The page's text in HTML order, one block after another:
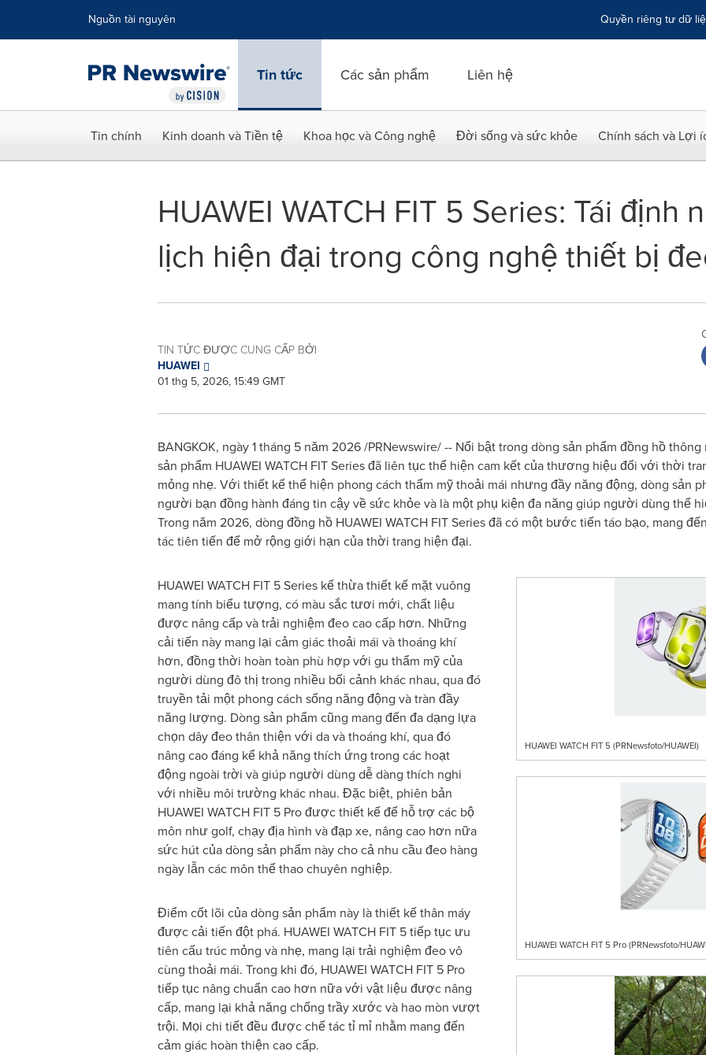
Nguồn tài nguyên Quyền riêng tư dữ
Tin tức Các sản phẩm Liên hệ
Tin chính Kinh doanh và Tiền tệ Khoa học và Công nghệ Đời sống và sức khỏe Chính sách và Lợi
HUAWEI WATCH FIT 5 Series: Tái định
lịch hiện đại trong công nghệ thiết bị
TIN TỨC ĐƯỢC CUNG CẤP BỞI
HUAWEI
01 thg 5, 2026, 15:49 GMT
BANGKOK, ngày 1 tháng 5 năm 2026 /PRNewswire/ -- Nổi bật trong dòng sản phẩm đồng hồ
sản phẩm HUAWEI WATCH FIT Series đã liên tục thể hiện cam kết của thương hiệu đối với thời
mỏng nhẹ. Với thiết kế thể hiện phong cách thẩm mỹ thoải mái nhưng đầy năng động, dòng sản
người bạn đồng hành đáng tin cậy về sức khỏe và là một phụ kiện đa năng giúp người dùng thể
Trong năm 2026, dòng đồng hồ HUAWEI WATCH FIT Series đã có một bước tiến táo bạo, mang
tác tiên tiến để mở rộng giới hạn của thời trang hiện đại.
HUAWEI WATCH FIT 5 (PRNewsfoto/HUAWEI)
HUAWEI WATCH FIT 5 Pro (PRNewsfoto/
HUAWEI WATCH FIT 5 Series kế thừa thiết kế mặt vuông
mang tính biểu tượng, có màu sắc tươi mới, chất liệu
được nâng cấp và trải nghiệm đeo cao cấp hơn. Những
cải tiến này mang lại cảm giác thoải mái và thoáng khí
hơn, đồng thời hoàn toàn phù hợp với gu thẩm mỹ của
người dùng đô thị trong nhiều bối cảnh khác nhau, qua đó
truyền tải một phong cách sống năng động và tràn đầy
năng lượng. Dòng sản phẩm cũng mang đến đa dạng lựa
chọn dây đeo thân thiện với da và thoáng khí, qua đó
nâng cao đáng kể khả năng thích ứng trong các hoạt
động ngoài trời và giúp người dùng dễ dàng thích nghi
với nhiều môi trường khác nhau. Đặc biệt, phiên bản
HUAWEI WATCH FIT 5 Pro được thiết kế để hỗ trợ các bộ
môn như golf, chạy địa hình và đạp xe, nâng cao hơn nữa
sức hút của dòng sản phẩm này cho cả nhu cầu đeo hàng
ngày lẫn các môn thể thao chuyên nghiệp.
Điểm cốt lõi của dòng sản phẩm này là thiết kế thân máy
được cải tiến đột phá. HUAWEI WATCH FIT 5 tiếp tục ưu
tiên cấu trúc mỏng và nhẹ, mang lại trải nghiệm đeo vô
cùng thoải mái. Trong khi đó, HUAWEI WATCH FIT 5 Pro
tiếp tục nâng chuẩn cao hơn nữa với vật liệu được nâng
cấp, mang lại khả năng chống trầy xước và hao mòn vượt
trội. Mọi chi tiết đều được chế tác tỉ mỉ nhằm mang đến
cảm giác hoàn thiện cao cấp.